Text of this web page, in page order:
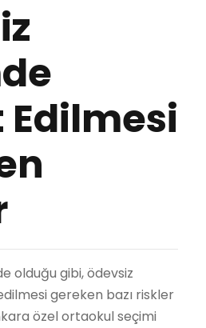
olduğu gibi, ödevsiz
gereken bazı riskler
özel ortaokul seçimi